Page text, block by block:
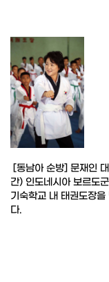
[동남아 순방] 문재인
간) 인도네시아 보르도
기숙학교 내 태권도장
다.